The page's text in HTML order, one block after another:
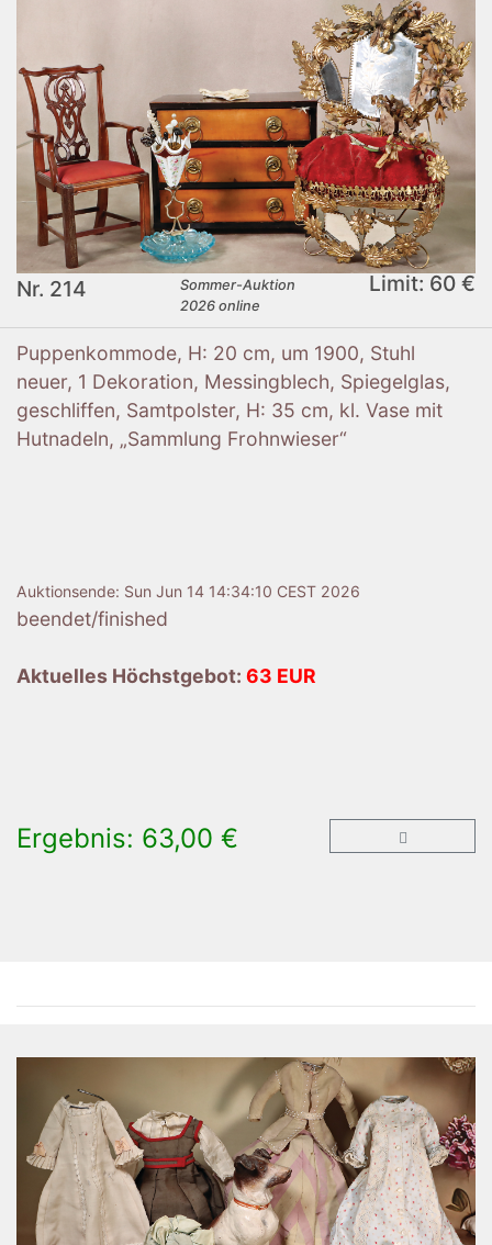
Nr. 214
Sommer-Auktion
2026 online
Limit: 60 €
Puppenkommode, H: 20 cm, um 1900, Stuhl
neuer, 1 Dekoration, Messingblech, Spiegelglas,
geschliffen, Samtpolster, H: 35 cm, kl. Vase mit
Hutnadeln, „Sammlung Frohnwieser“
Auktionsende: Sun Jun 14 14:34:10 CEST 2026
beendet/finished
Aktuelles Höchstgebot: 63 EUR
Ergebnis: 63,00 €